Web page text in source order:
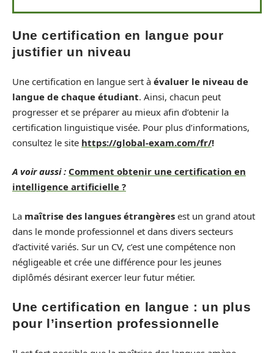
Une certification en langue pour
justifier un niveau
Une certification en langue sert à évaluer le niveau de
langue de chaque étudiant. Ainsi, chacun peut
progresser et se préparer au mieux afin d’obtenir la
certification linguistique visée. Pour plus d’informations,
consultez le site https://global-exam.com/fr/!
A voir aussi : Comment obtenir une certification en
intelligence artificielle ?
La maîtrise des langues étrangères est un grand atout
dans le monde professionnel et dans divers secteurs
d’activité variés. Sur un CV, c’est une compétence non
négligeable et crée une différence pour les jeunes
diplômés désirant exercer leur futur métier.
Une certification en langue : un plus
pour l’insertion professionnelle